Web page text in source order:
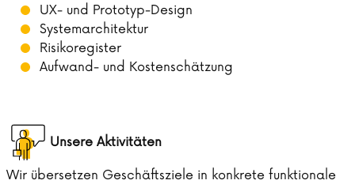
UX- und Prototyp-Design
Systemarchitektur
Risikoregister
Aufwand- und Kostenschätzung
Unsere Aktivitäten
Wir übersetzen Geschäftsziele in konkrete funktionale